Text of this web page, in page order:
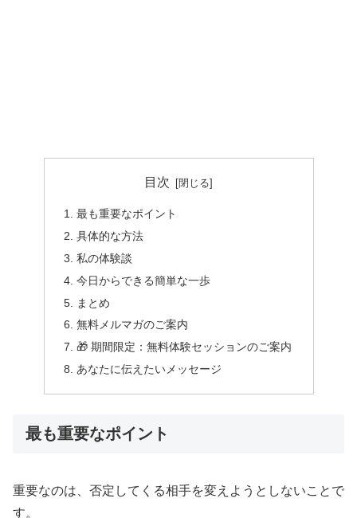
目次
最も重要なポイント
具体的な方法
私の体験談
今日からできる簡単な一歩
まとめ
無料メルマガのご案内
🎁 期間限定：無料体験セッションのご案内
あなたに伝えたいメッセージ
最も重要なポイント
重要なのは、否定してくる相手を変えようとしないことで
す。